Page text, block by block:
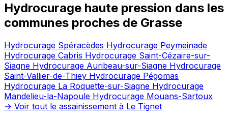
Hydrocurage haute pression dans les
communes proches de Grasse
Hydrocurage Spéracèdes Hydrocurage Peymeinade
Hydrocurage Cabris Hydrocurage Saint-Cézaire-sur-
Siagne Hydrocurage Auribeau-sur-Siagne Hydrocurage
Saint-Vallier-de-Thiey Hydrocurage Pégomas
Hydrocurage La Roquette-sur-Siagne Hydrocurage
Mandelieu-la-Napoule Hydrocurage Mouans-Sartoux
→ Voir tout le assainissement à Le Tignet